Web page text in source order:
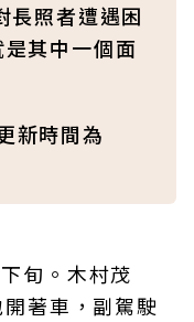
長照者遭遇困
其中一個面
新時間為
旬。木村茂
著車，副駕駛